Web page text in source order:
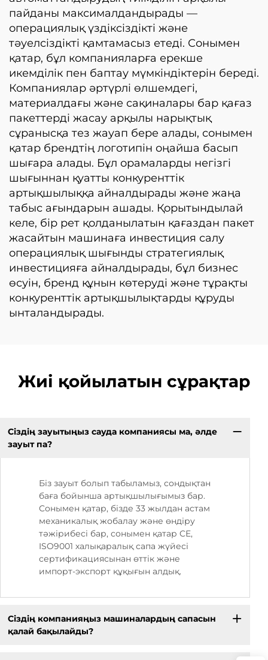
пайданы максималдандырады —
операциялық үздіксіздікті және
тәуелсіздікті қамтамасыз етеді. Сонымен
қатар, бұл компанияларға ерекше
икемділік пен баптау мүмкіндіктерін береді.
Компаниялар әртүрлі өлшемдегі,
материалдағы және сақиналары бар қағаз
пакеттерді жасау арқылы нарықтық
сұранысқа тез жауап бере алады, сонымен
қатар брендтің логотипін оңайша басып
шығара алады. Бұл орамаларды негізгі
шығыннан қуатты конкуренттік
артықшылыққа айналдырады және жаңа
табыс ағындарын ашады. Қорытындылай
келе, бір рет қолданылатын қағаздан пакет
жасайтын машинаға инвестиция салу
операциялық шығынды стратегиялық
инвестицияға айналдырады, бұл бизнес
өсуін, бренд құнын көтеруді және тұрақты
конкуренттік артықшылықтарды құруды
ынталандырады.
Жиі қойылатын сұрақтар
Сіздің зауытыңыз сауда компаниясы ма, әлде
зауыт па?
Біз зауыт болып табыламыз, сондықтан
баға бойынша артықшылығымыз бар.
Сонымен қатар, бізде 33 жылдан астам
механикалық жобалау және өндіру
тәжірибесі бар, сонымен қатар CE,
ISO9001 халықаралық сапа жүйесі
сертификациясынан өттік және
импорт-экспорт құқығын алдық.
Сіздің компанияңыз машиналардың сапасын
қалай бақылайды?